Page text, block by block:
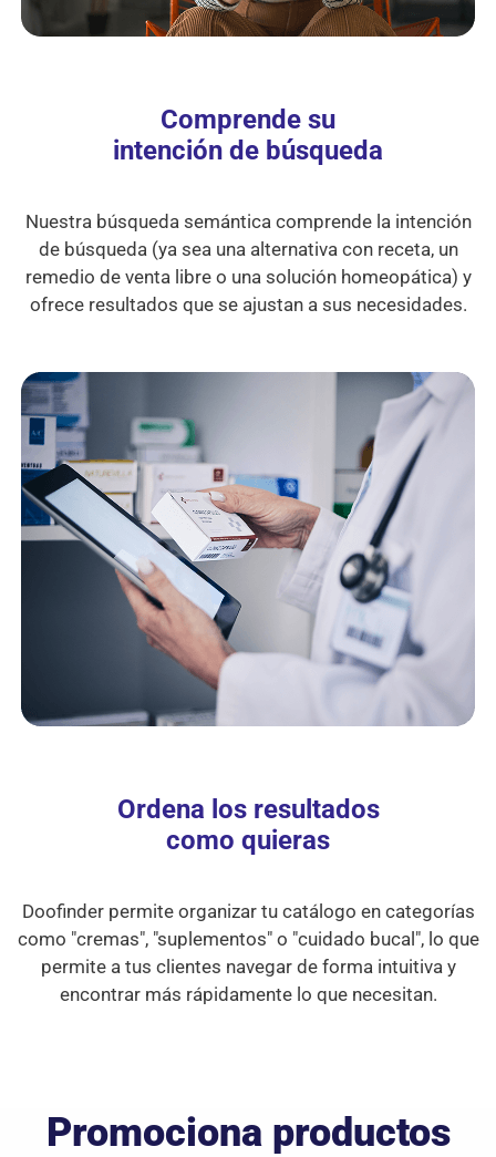
Comprende su
intención de búsqueda
Nuestra búsqueda semántica comprende la intención
de búsqueda (ya sea una alternativa con receta, un
remedio de venta libre o una solución homeopática) y
ofrece resultados que se ajustan a sus necesidades.
Ordena los resultados
como quieras
Doofinder permite organizar tu catálogo en categorías
como "cremas", "suplementos" o "cuidado bucal", lo que
permite a tus clientes navegar de forma intuitiva y
encontrar más rápidamente lo que necesitan.
Promociona productos